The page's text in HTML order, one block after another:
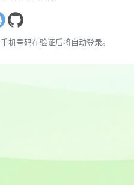
机号码在验证后将自动登录。